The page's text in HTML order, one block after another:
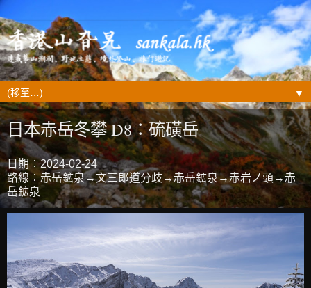
▼
日本赤岳冬攀 D8：硫磺岳
日期︰2024-02-24
路線︰赤岳鉱泉→文三郎道分歧→赤岳鉱泉→赤岩ノ頭→赤
岳鉱泉